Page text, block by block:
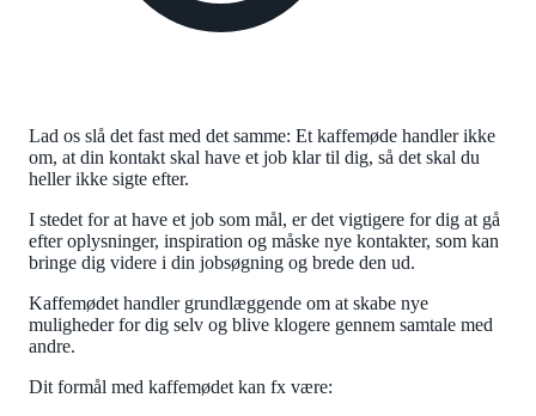
Lad os slå det fast med det samme: Et kaffemøde handler ikke
om, at din kontakt skal have et job klar til dig, så det skal du
heller ikke sigte efter.
I stedet for at have et job som mål, er det vigtigere for dig at gå
efter oplysninger, inspiration og måske nye kontakter, som kan
bringe dig videre i din jobsøgning og brede den ud.
Kaffemødet handler grundlæggende om at skabe nye
muligheder for dig selv og blive klogere gennem samtale med
andre.
Dit formål med kaffemødet kan fx være: